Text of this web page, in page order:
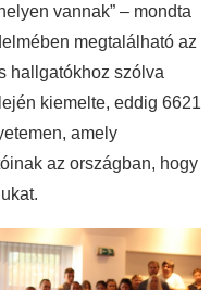
vannak” – mondta
megtalálható az
hallgatókhoz szólva
kiemelte, eddig 6621
amely
az országban, hogy